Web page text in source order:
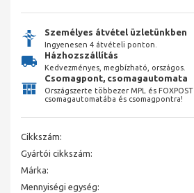
Személyes átvétel üzletünkben
Ingyenesen 4 átvételi ponton.
Házhozszállítás
Kedvezményes, megbízható, országos.
Csomagpont, csomagautomata
Országszerte többezer MPL és FOXPOST
csomagautomatába és csomagpontra!
Cikkszám:
Gyártói cikkszám:
Márka:
Mennyiségi egység: